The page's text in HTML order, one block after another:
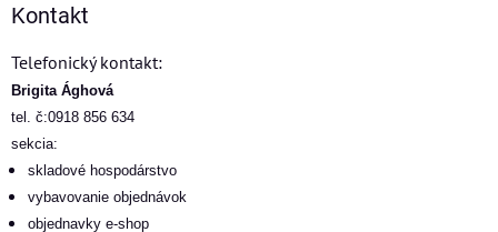
Kontakt
Telefonický kontakt:
Brigita Ághová
tel. č:0918 856 634
sekcia:
skladové hospodárstvo
vybavovanie objednávok
objednavky e-shop